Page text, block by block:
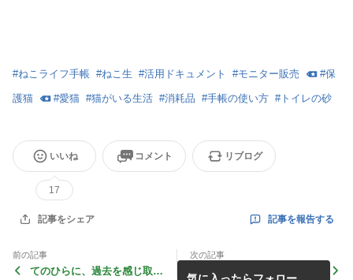
#ねこライフ手帳 #ねこ生 #活用ドキュメント #モニター販売 #保
護猫 #愛猫 #猫がいる生活 #消耗品 #手帳の使い方 #トイレの砂
いいね
17
コメント リブログ
記事をシェア 記事を報告する
前の記事
てのひらに、過去を感じ取
次の記事
手づくりもまたよし！（活用